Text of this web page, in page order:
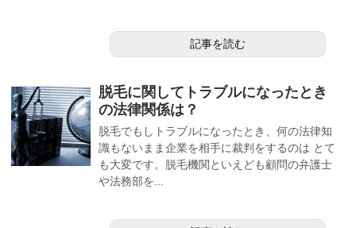
記事を読む
脱毛に関してトラブルになったとき
の法律関係は？
脱毛でもしトラブルになったとき、何の法律知
識もないまま企業を相手に裁判をするのは とて
も大変です。脱毛機関といえども顧問の弁護士
や法務部を...